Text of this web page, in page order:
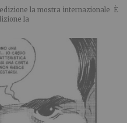
la mostra internazionale È
la